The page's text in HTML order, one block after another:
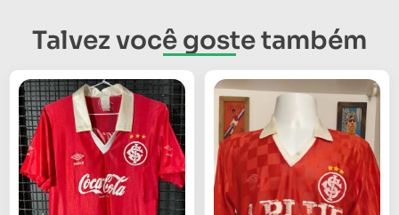
Talvez você goste também